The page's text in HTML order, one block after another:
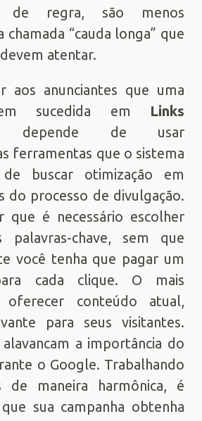
de regra, são menos
chamada “cauda longa” que
atentar.
aos anunciantes que uma
sucedida em Links
depende de usar
ferramentas que o sistema
buscar otimização em
do processo de divulgação.
que é necessário escolher
palavras-chave, sem que
você tenha que pagar um
cada clique. O mais
conteúdo atual,
para seus visitantes.
a importância do
o Google. Trabalhando
de maneira harmônica, é
sua campanha obtenha